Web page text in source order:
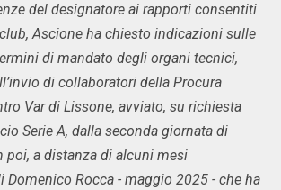
del designatore ai rapporti consentiti
Ascione ha chiesto indicazioni sulle
di mandato degli organi tecnici,
di collaboratori della Procura
Var di Lissone, avviato, su richiesta
Serie A, dalla seconda giornata di
poi, a distanza di alcuni mesi
Domenico Rocca - maggio 2025 - che ha